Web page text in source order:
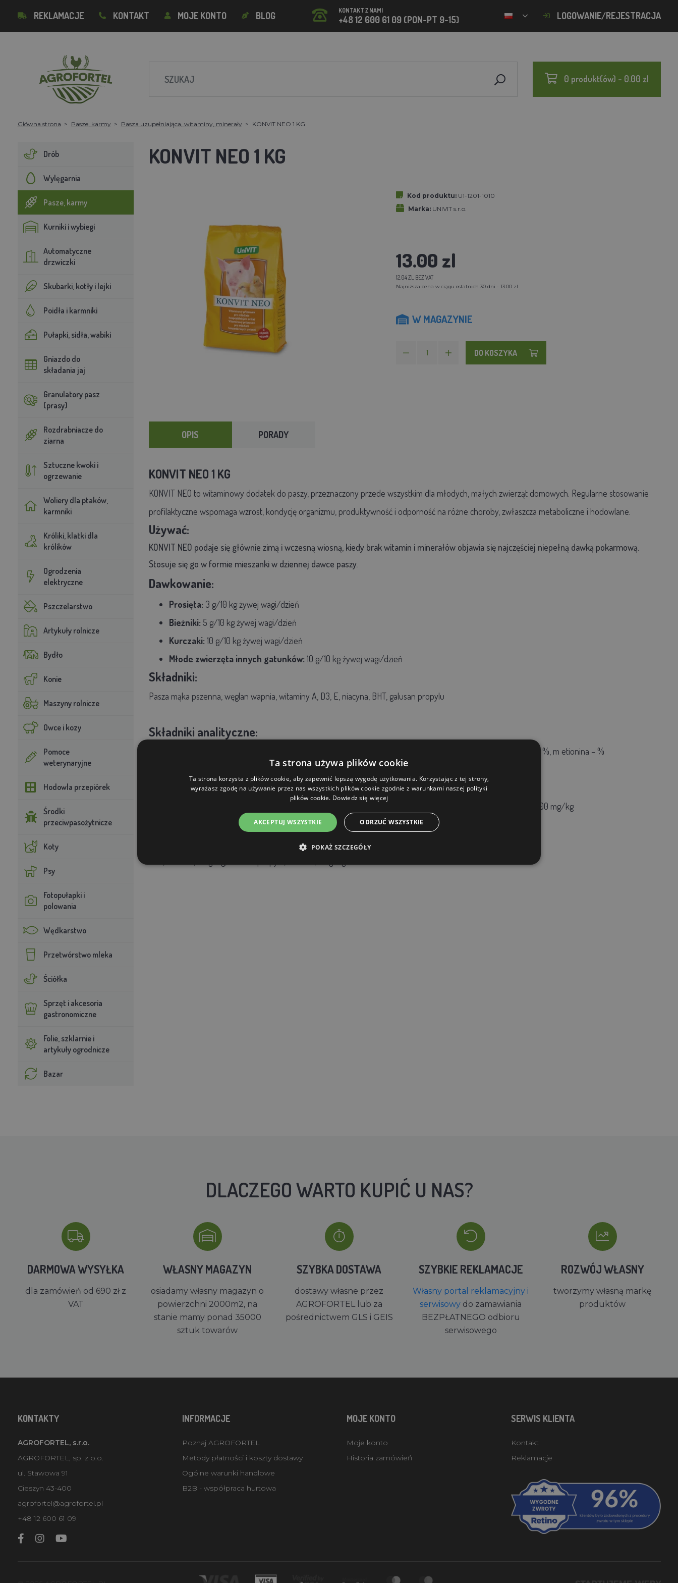
REKLAMACJE KONTAKT MOJE KONTO BLOG KONTAKT Z NAMI
+48 12 600 61 09 (PON-PT 9-15) LOGOWANIE/REJESTRACJA
0 produkt(ów) - 0.00 zl
Główna strona Pasze, karmy Pasza uzupełniająca, witaminy, minerały KONVIT NEO 1 KG
Drób
Wylęgarnia
Pasze, karmy
Kurniki i wybiegi
Automatyczne
drzwiczki
Skubarki, kotły i lejki
Poidła i karmniki
Pułapki, sidła, wabiki
Gniazdo do
składania jaj
Granulatory pasz
(prasy)
Rozdrabniacze do
ziarna
Sztuczne kwoki i
ogrzewanie
Woliery dla ptaków,
karmniki
Króliki, klatki dla
królików
Ogrodzenia
elektryczne
Pszczelarstwo
Artykuły rolnicze
Bydło
Konie
Maszyny rolnicze
Owce i kozy
Pomoce
weterynaryjne
Hodowla przepiórek
Środki
przeciwpasożytnicze
Koty
Psy
Fotopułapki i
polowania
Wędkarstwo
Przetwórstwo mleka
Ściółka
Sprzęt i akcesoria
gastronomiczne
Folie, szklarnie i
artykuły ogrodnicze
Bazar
KONVIT NEO 1 KG
Kod produktu: U1-1201-1010
Marka: UNIVIT s.r.o.
13.00 zl
12.04 ZL BEZ VAT
Najniższa cena w ciągu ostatnich 30 dni - 13.00 zl
W MAGAZYNIE
DO KOSZYKA
OPIS PORADY
KONVIT NEO 1 KG
KONVIT NEO to witaminowy dodatek do paszy, przeznaczony przede wszystkim dla młodych, małych zwierząt domowych. Regularne stosowanie
profilaktyczne wspomaga wzrost, kondycję organizmu, produktywność i odporność na różne choroby, zwłaszcza metaboliczne i hodowlane.
Używać:
KONVIT NEO podaje się głównie zimą i wczesną wiosną, kiedy brak witamin i minerałów objawia się najczęściej niepełną dawką pokarmową.
Stosuje się go w formie mieszanki w dziennej dawce paszy.
Dawkowanie:
Prosięta: 3 g/10 kg żywej wagi/dzień
Bieżniki: 5 g/10 kg żywej wagi/dzień
Kurczaki: 10 g/10 kg żywej wagi/dzień
Młode zwierzęta innych gatunków: 10 g/10 kg żywej wagi/dzień
Składniki:
Pasza mąka pszenna, węglan wapnia, witaminy A, D3, E, niacyna, BHT, galusan propylu
Składniki analityczne:
lizyna – %, m etionina – %
Suplementy diety:
3a314 Niacyna 200 mg/kg
DLACZEGO WARTO KUPIĆ U NAS?
DARMOWA WYSYŁKA
dla zamówień od 690 zł z
VAT
WŁASNY MAGAZYN
osiadamy własny magazyn o
powierzchni 2000m2, na
stanie mamy ponad 35000
sztuk towarów
SZYBKA DOSTAWA
dostawy własne przez
AGROFORTEL lub za
pośrednictwem GLS i GEIS
SZYBKIE REKLAMACJE
Własny portal reklamacyjny i
serwisowy do zamawiania
BEZPŁATNEGO odbioru
serwisowego
ROZWÓJ WŁASNY
tworzymy własną markę
produktów
KONTAKTY
AGROFORTEL, s.r.o.
AGROFORTEL, sp. z o.o.
ul. Stawowa 91
Cieszyn 43-400
agrofortel@agrofortel.pl
+48 12 600 61 09
INFORMACJE
Poznaj AGROFORTEL
Metody płatności i koszty dostawy
Ogólne warunki handlowe
B2B - współpraca hurtowa
MOJE KONTO
Moje konto
Historia zamówień
SERWIS KLIENTA
Kontakt
Reklamacje
Ta strona używa plików cookie
Ta strona korzysta z plików cookie, aby zapewnić lepszą wygodę użytkowania. Korzystając z tej strony,
wyrażasz zgodę na używanie przez nas wszystkich plików cookie zgodnie z warunkami naszej polityki
plików cookie. Dowiedz się więcej
AKCEPTUJ WSZYSTKIE ODRZUĆ WSZYSTKIE
POKAŻ SZCZEGÓŁY